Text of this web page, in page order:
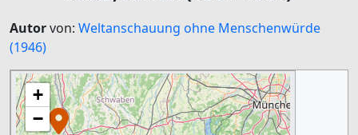
Autorvon: Weltanschauung ohne Menschenwürde
(1946)
+
−